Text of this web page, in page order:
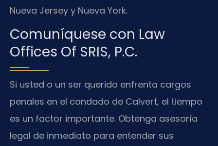
Nueva Jersey y Nueva York.
Comuníquese con Law
Offices Of SRIS, P.C.
Si usted o un ser querido enfrenta cargos
penales en el condado de Calvert, el tiempo
es un factor importante. Obtenga asesoría
legal de inmediato para entender sus